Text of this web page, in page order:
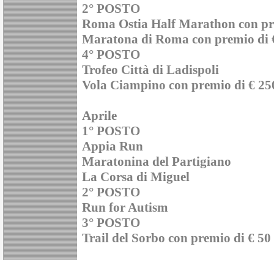
2° POSTO
Roma Ostia Half Marathon con
Maratona di Roma con premio di
4° POSTO
Trofeo Città di Ladispoli
Vola Ciampino con premio di €
Aprile
1° POSTO
Appia Run
Maratonina del Partigiano
La Corsa di Miguel
2° POSTO
Run for Autism
3° POSTO
Trail del Sorbo con premio di € 50